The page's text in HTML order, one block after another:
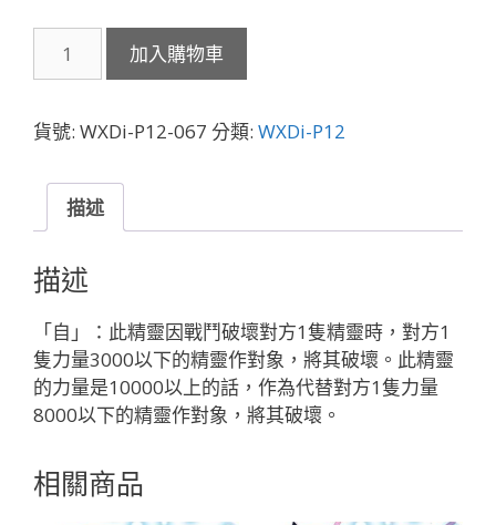
P12-
幻
コ
イ
ヌ//
デ
ィ
ソ
ナ
「紅
色
靈
加入購物車
貨號: WXDi-P12-067 分類: WXDi-P12
描述
描述
「自」：此精靈因戰鬥破壞對方1隻精靈時，對方1
隻力量3000以下的精靈作對象，將其破壞。此精靈
的力量是10000以上的話，作為代替對方1隻力量
8000以下的精靈作對象，將其破壞。
相關商品